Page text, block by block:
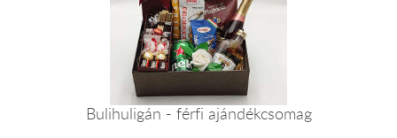
Bulihuligán - férfi ajándékcsomag